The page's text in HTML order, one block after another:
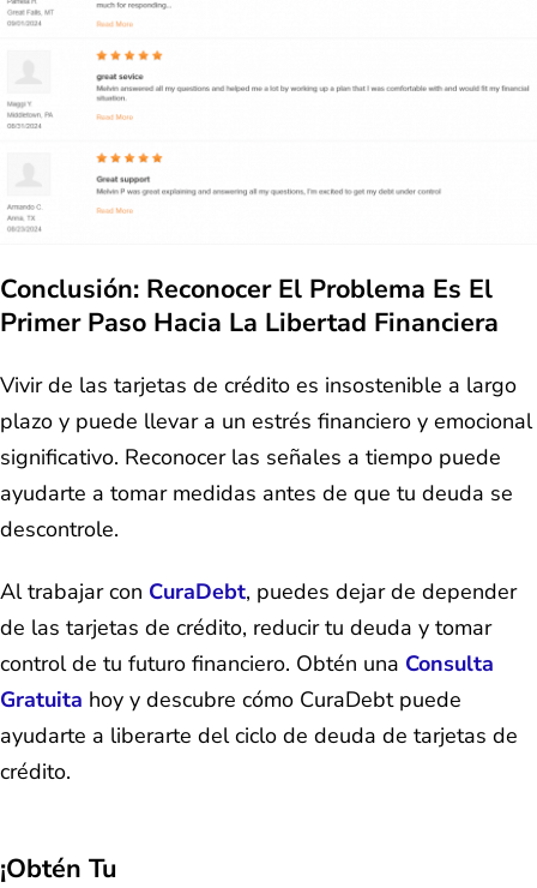
Conclusión: Reconocer El Problema Es El
Primer Paso Hacia La Libertad Financiera
Vivir de las tarjetas de crédito es insostenible a largo
plazo y puede llevar a un estrés financiero y emocional
significativo. Reconocer las señales a tiempo puede
ayudarte a tomar medidas antes de que tu deuda se
descontrole.
Al trabajar con CuraDebt, puedes dejar de depender
de las tarjetas de crédito, reducir tu deuda y tomar
control de tu futuro financiero. Obtén una Consulta
Gratuita hoy y descubre cómo CuraDebt puede
ayudarte a liberarte del ciclo de deuda de tarjetas de
crédito.
¡Obtén Tu